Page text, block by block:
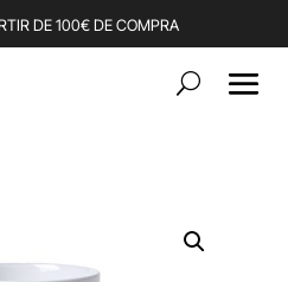
DE 100€ DE COMPRA